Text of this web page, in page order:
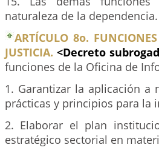
naturaleza de la dependencia.
ARTÍCULO 8o.
JUSTICIA. <Decreto
funciones de la Oficina de
1. Garantizar la aplicación a
prácticas y principios para la
2. Elaborar el plan
estratégico sectorial en